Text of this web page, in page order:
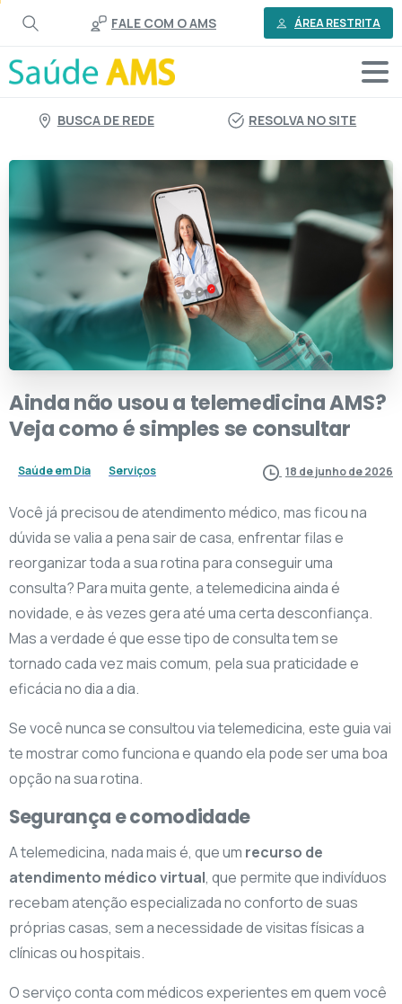
conteúdo
FALE COM O AMS ÁREA RESTRITA
BUSCA DE REDE RESOLVA NO SITE
Aindanão usoua telemedicinaAMS?
Vejacomoésimplesse consultar
Saúde em Dia Serviços 18 de junho de 2026
Você já precisou de atendimento médico, mas ficou na
dúvida se valia a pena sair de casa, enfrentar filas e
reorganizar toda a sua rotina para conseguir uma
consulta? Para muita gente, a telemedicina ainda é
novidade, e às vezes gera até uma certa desconfiança.
Mas a verdade é que esse tipo de consulta tem se
tornado cada vez mais comum, pela sua praticidade e
eficácia no dia a dia.
Se você nunca se consultou via telemedicina, este guia vai
te mostrar como funciona e quando ela pode ser uma boa
opção na sua rotina.
Segurança e comodidade
A telemedicina, nada mais é, que um recurso de
atendimento médico virtual, que permite que indivíduos
recebam atenção especializada no conforto de suas
próprias casas, sem a necessidade de visitas físicas a
clínicas ou hospitais.
O serviço conta com médicos experientes em quem você